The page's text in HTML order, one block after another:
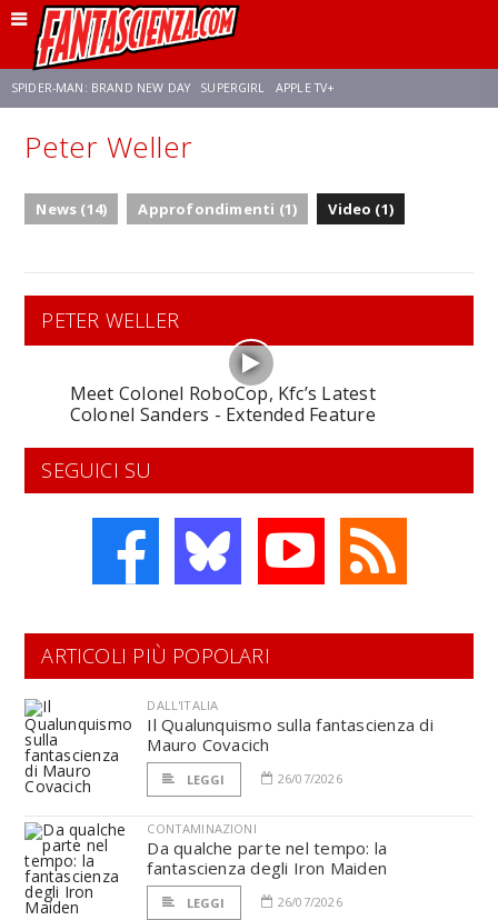
SPIDER-MAN: BRAND NEW DAY SUPERGIRL APPLE TV+
FRANCO RICCIARDIELLO ZENDAYA
Peter Weller
News (14) Approfondimenti (1) Video (1)
PETER WELLER
Meet Colonel RoboCop, Kfc’s Latest
Colonel Sanders - Extended Feature
SEGUICI SU
ARTICOLI PIÙ POPOLARI
DALL'ITALIA
Il Qualunquismo sulla fantascienza di
Mauro Covacich
LEGGI 26/07/2026
CONTAMINAZIONI
Da qualche parte nel tempo: la
fantascienza degli Iron Maiden
LEGGI 26/07/2026